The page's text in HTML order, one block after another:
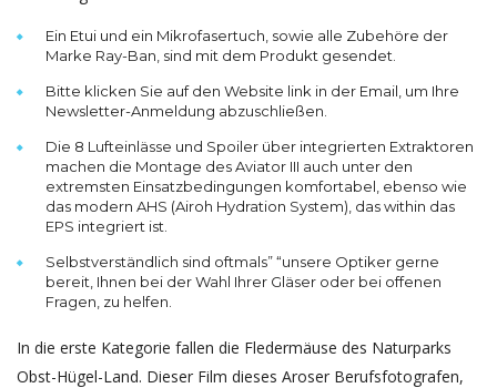
Ein Etui und ein Mikrofasertuch, sowie alle Zubehöre der
Marke Ray-Ban, sind mit dem Produkt gesendet.
Bitte klicken Sie auf den Website link in der Email, um Ihre
Newsletter-Anmeldung abzuschließen.
Die 8 Lufteinlässe und Spoiler über integrierten Extraktoren
machen die Montage des Aviator III auch unter den
extremsten Einsatzbedingungen komfortabel, ebenso wie
das modern AHS (Airoh Hydration System), das within das
EPS integriert ist.
Selbstverständlich sind oftmals” “unsere Optiker gerne
bereit, Ihnen bei der Wahl Ihrer Gläser oder bei offenen
Fragen, zu helfen.
In die erste Kategorie fallen die Fledermäuse des Naturparks
Obst-Hügel-Land. Dieser Film dieses Aroser Berufsfotografen,